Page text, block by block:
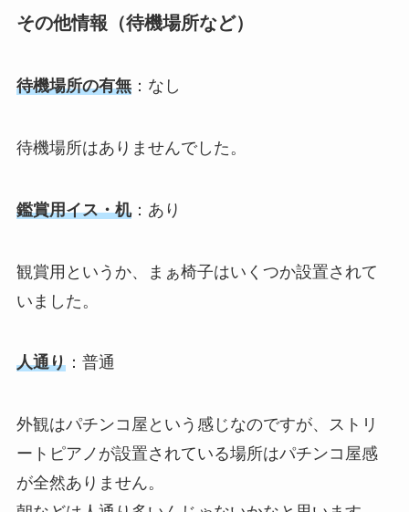
その他情報（待機場所など）
待機場所の有無：なし
待機場所はありませんでした。
鑑賞用イス・机：あり
観賞用というか、まぁ椅子はいくつか設置されて
いました。
人通り：普通
外観はパチンコ屋という感じなのですが、ストリ
ートピアノが設置されている場所はパチンコ屋感
が全然ありません。